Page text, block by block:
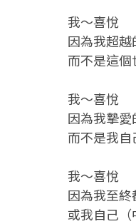
我～喜悅
因為我超
而不是這個
我～喜悅
因為我摯
而不是我自
我～喜悅
因為我至
或我自己（